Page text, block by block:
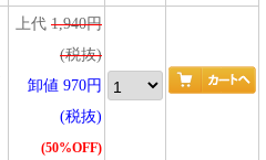
上代 1,940円
(税抜)
卸値 970円
(税抜)
(50%OFF)